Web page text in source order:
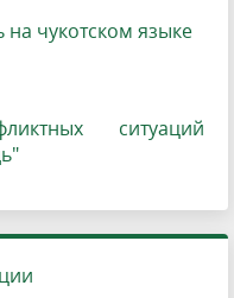
чукотском языке
ситуаций